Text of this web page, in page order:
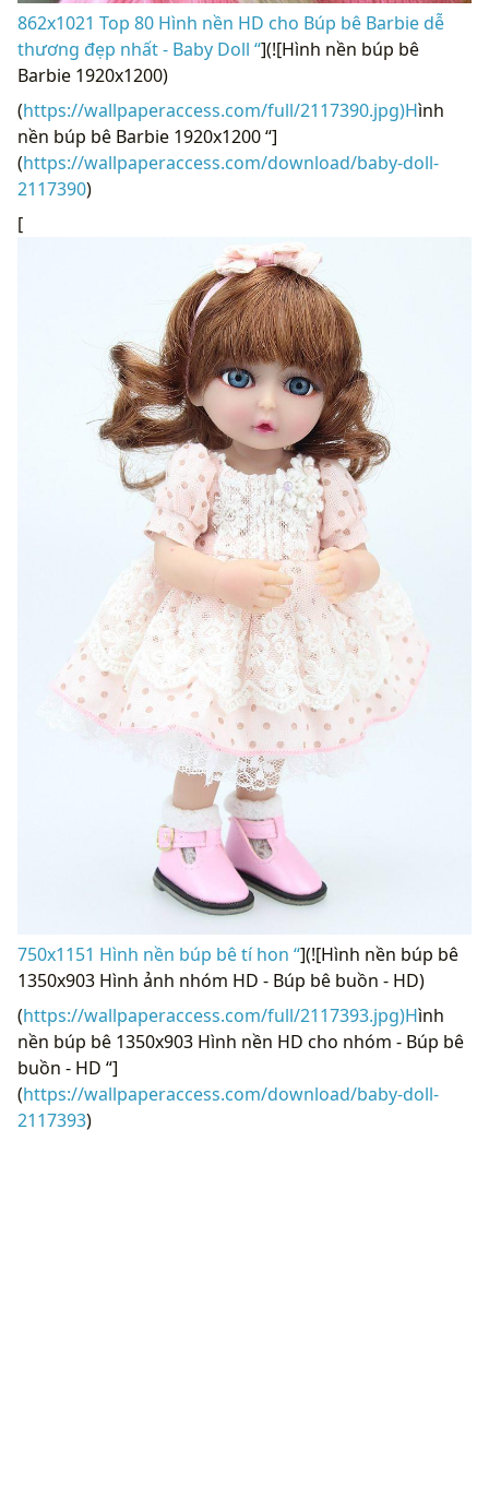
862x1021 Top 80 Hình nền HD cho Búp bê Barbie dễ
thương đẹp nhất - Baby Doll “](![Hình nền búp bê
Barbie 1920x1200)
(https://wallpaperaccess.com/full/2117390.jpg)Hình
nền búp bê Barbie 1920x1200 “]
(https://wallpaperaccess.com/download/baby-doll-
2117390)
[
750x1151 Hình nền búp bê tí hon “](![Hình nền búp bê
1350x903 Hình ảnh nhóm HD - Búp bê buồn - HD)
(https://wallpaperaccess.com/full/2117393.jpg)Hình
nền búp bê 1350x903 Hình nền HD cho nhóm - Búp bê
buồn - HD “]
(https://wallpaperaccess.com/download/baby-doll-
2117393)